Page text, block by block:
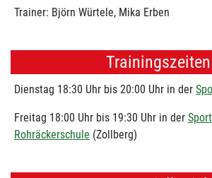
Trainer: Björn Würtele, Mika Erben
Trainingszeiten
Dienstag 18:30 Uhr bis 20:00 Uhr in der
Freitag 18:00 Uhr bis 19:30 Uhr in der
Rohräckerschule (Zollberg)